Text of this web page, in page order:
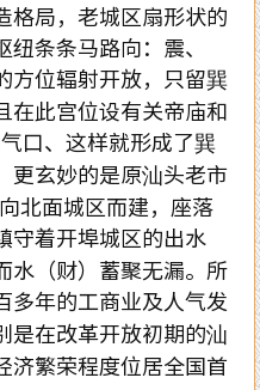
格局，老城区扇形状的
条条马路向：震、
方位辐射开放，只留巽
在此宫位设有关帝庙和
口、这样就形成了巽
更玄妙的是原汕头老市
北面城区而建，座落
守着开埠城区的出水
水（财）蓄聚无漏。所
多年的工商业及人气发
是在改革开放初期的汕
济繁荣程度位居全国首